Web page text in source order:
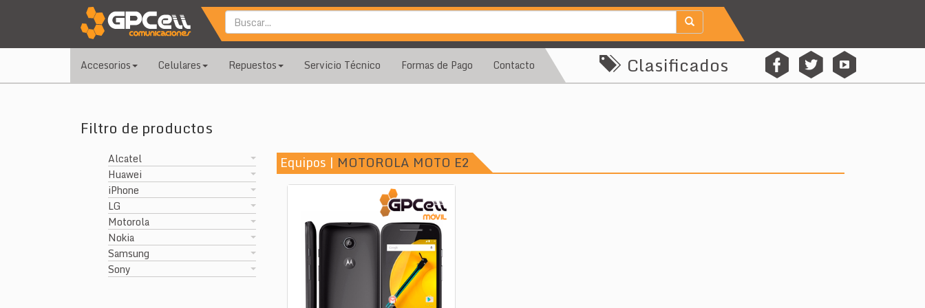
Accesorios Celulares Repuestos Servicio Técnico Formas de Pago Contacto Clasificados f t y
Filtro de productos
Alcatel
Huawei
iPhone
LG
Motorola
Nokia
Samsung
Sony
Equipos | MOTOROLA MOTO E2